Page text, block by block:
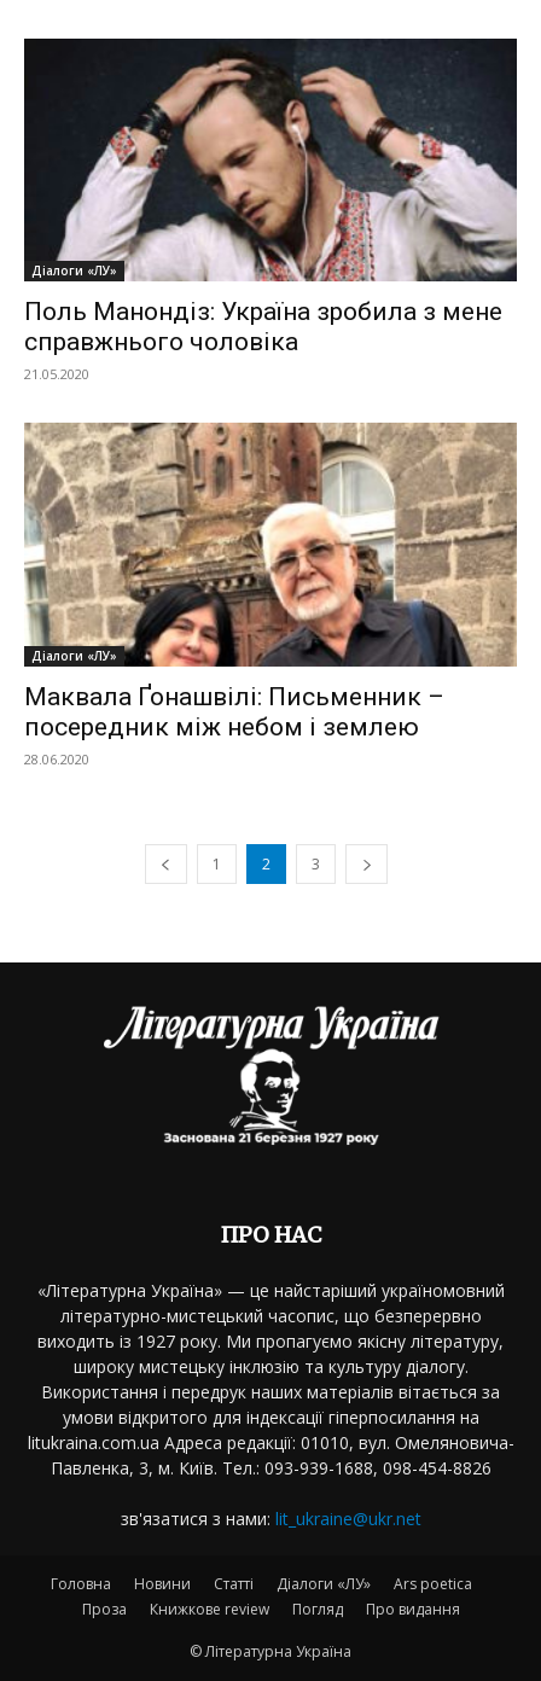
Діалоги «ЛУ»
Поль Манондіз: Україна зробила з мене
справжнього чоловіка
21.05.2020
Діалоги «ЛУ»
Маквала Ґонашвілі: Письменник –
посередник між небом і землею
28.06.2020
1 2 3
ПРО НАС
«Літературна Україна» — це найстаріший україномовний
літературно-мистецький часопис, що безперервно
виходить із 1927 року. Ми пропагуємо якісну літературу,
широку мистецьку інклюзію та культуру діалогу.
Використання і передрук наших матеріалів вітається за
умови відкритого для індексації гіперпосилання на
litukraina.com.ua Адреса редакції: 01010, вул. Омеляновича-
Павленка, 3, м. Київ. Тел.: 093-939-1688, 098-454-8826
зв'язатися з нами: lit_ukraine@ukr.net
Головна Новини Статті Діалоги «ЛУ»
Ars poetica
Проза
Книжкове review Погляд Про видання
© Літературна Україна